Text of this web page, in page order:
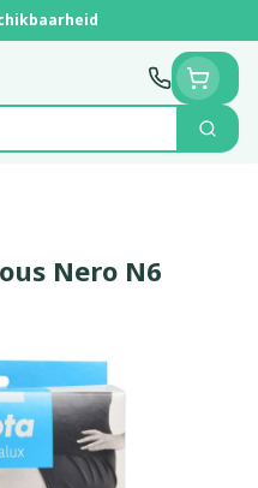
Zoek
Nero N6